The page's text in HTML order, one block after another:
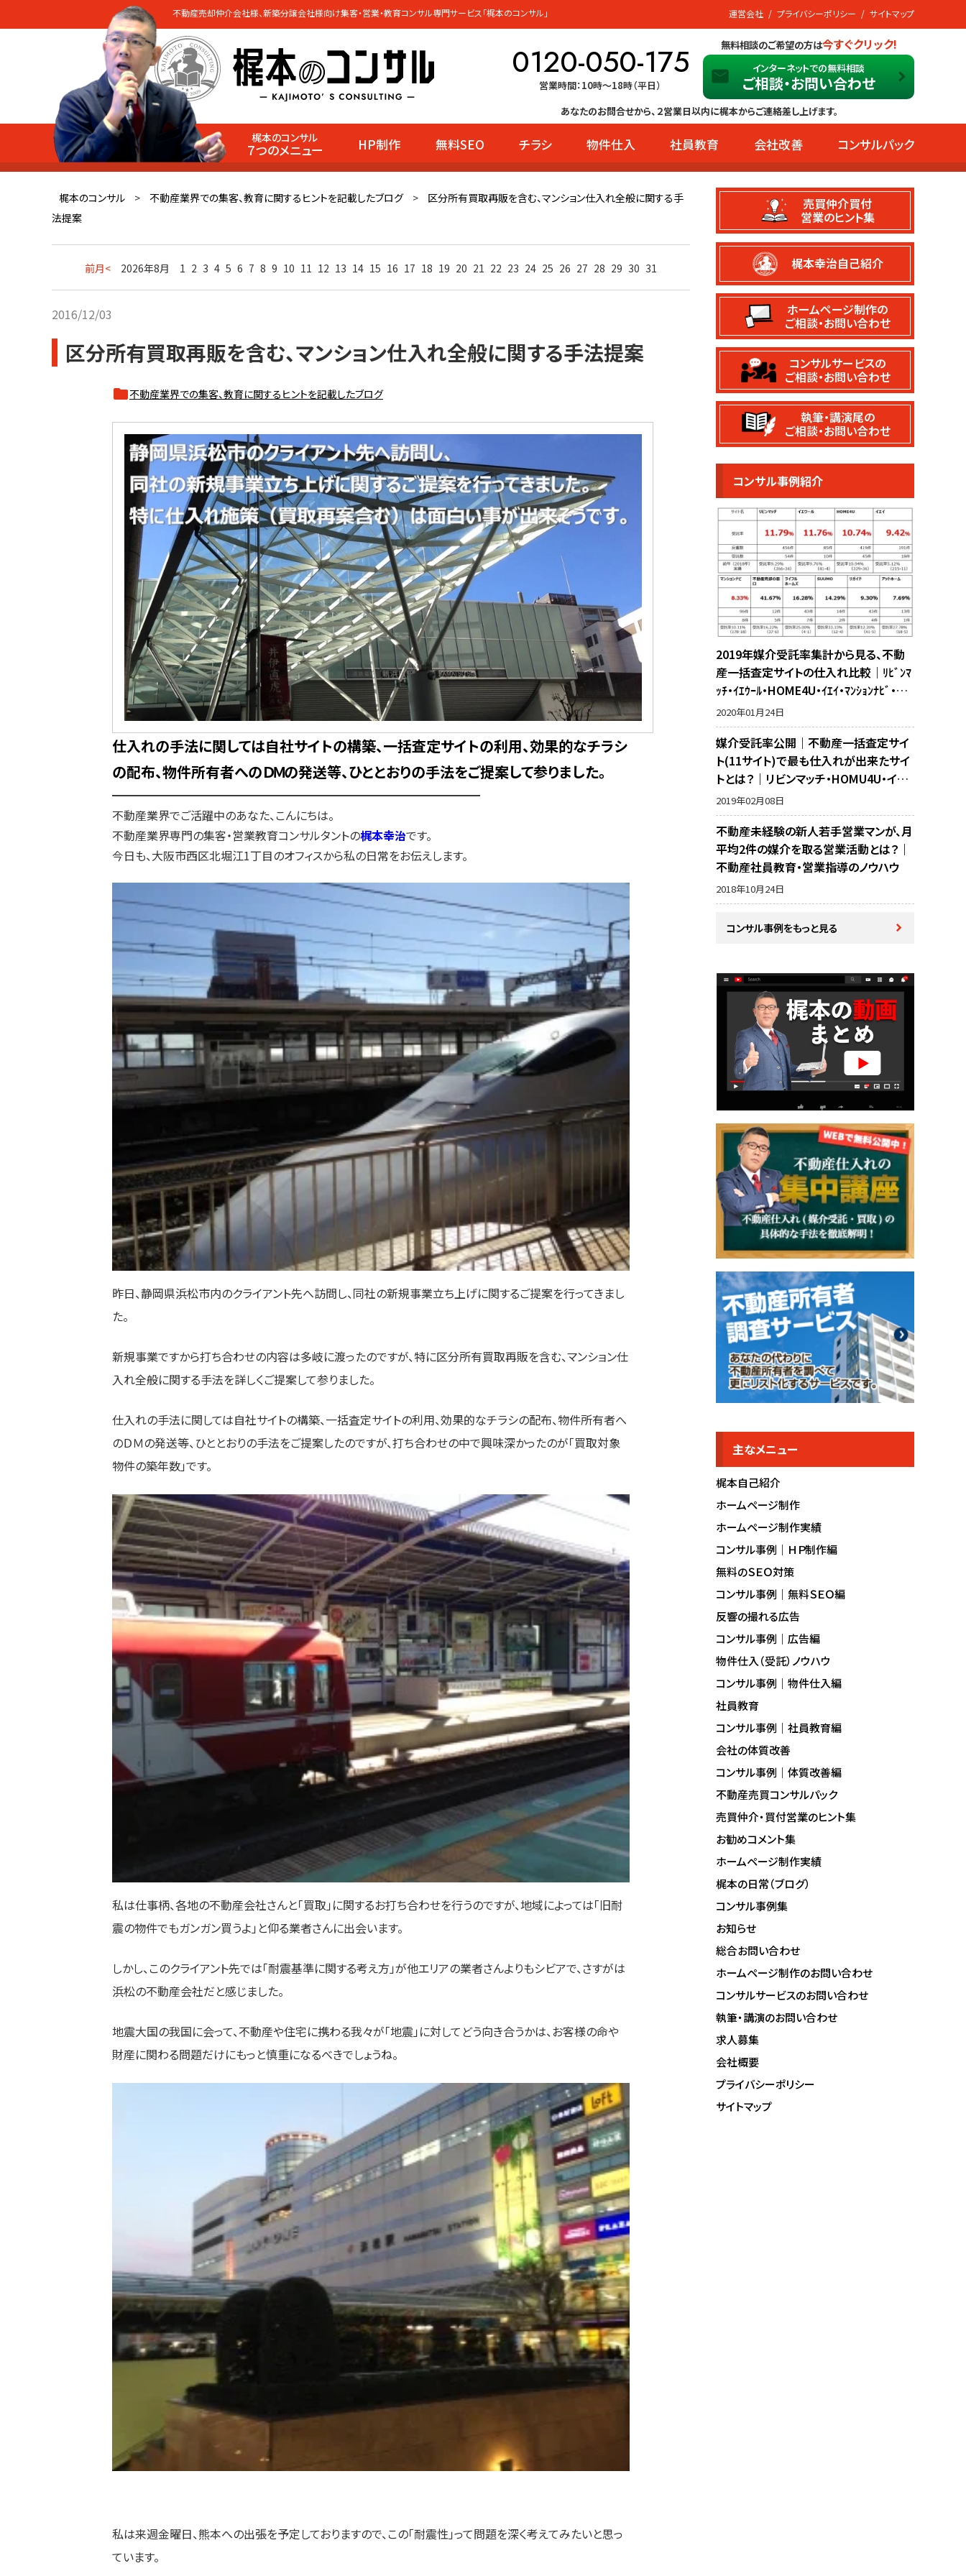
不動産売却仲介会社様、新築分譲会社様向け集客・営業・教育コンサル専門サービス「梶本のコンサル」
0120-050-175
営業時間：10時〜18時（平日）
無料相談のご希望の方は今すぐクリック!
インターネットでの無料相談
ご相談・お問い合わせ
運営会社 プライバシーポリシー サイトマップ
あなたのお問合せから、２営業日以内に梶本からご連絡差し上げます。
梶本のコンサル
７つのメニュー HP制作 無料SEO チラシ 物件仕入 社員教育 会社改善 コンサルパック
梶本のコンサル > 不動産業界での集客、教育に関するヒントを記載したブログ >
区分所有買取再販を含む、マンション仕入れ全般に関する手
法提案
前月< 2026年8月 1 2 3 4 5 6 7 8 9 10 11 12 13 14 15 16 17 18 19 20 21 22 23 24 25 26 27 28 29 30 31
2016/12/03
区分所有買取再販を含む、マンション仕入れ全般に関する手法提案
不動産業界での集客、教育に関するヒントを記載したブログ
仕入れの手法に関しては自社サイトの構築、一括査定サイトの利用、効果的なチラシ
の配布、物件所有者へのＤＭの発送等、ひととおりの手法をご提案して参りました。
━━━━━━━━━━━━━━━━━━━━━━━━━━━━━━━━
不動産業界でご活躍中のあなた、こんにちは。
不動産業界専門の集客・営業教育コンサルタントの梶本幸治です。
今日も、大阪市西区北堀江1丁目のオフィスから私の日常をお伝えします。
昨日、静岡県浜松市内のクライアント先へ訪問し、同社の新規事業立ち上げに関するご提案を行ってきまし
た。
新規事業ですから打ち合わせの内容は多岐に渡ったのですが、特に区分所有買取再販を含む、マンション仕
入れ全般に関する手法を詳しくご提案して参りました。
仕入れの手法に関しては自社サイトの構築、一括査定サイトの利用、効果的なチラシの配布、物件所有者へ
のＤＭの発送等、ひととおりの手法をご提案したのですが、打ち合わせの中で興味深かったのが「買取対象
物件の築年数」です。
私は仕事柄、各地の不動産会社さんと「買取」に関するお打ち合わせを行うのですが、地域によっては「旧耐
震の物件でもガンガン買うよ」と仰る業者さんに出会います。
しかし、このクライアント先では「耐震基準に関する考え方」が他エリアの業者さんよりもシビアで、さすがは
浜松の不動産会社だと感じました。
地震大国の我国に会って、不動産や住宅に携わる我々が「地震」に対してどう向き合うかは、お客様の命や
財産に関わる問題だけにもっと慎重になるべきでしょうね。
私は来週金曜日、熊本への出張を予定しておりますので、この「耐震性」って問題を深く考えてみたいと思っ
ています。
売買仲介買付
営業のヒント集
梶本幸治自己紹介
ホームページ制作の
ご相談・お問い合わせ
コンサルサービスの
ご相談・お問い合わせ
執筆・講演尾の
ご相談・お問い合わせ
コンサル事例紹介
2019年媒介受託率集計から見る、不動
産一括査定サイトの仕入れ比較｜ﾘﾋﾞﾝﾏ
ｯﾁ・ｲｴｳｰﾙ・HOME4U・ｲｴｲ・ﾏﾝｼｮﾝﾅﾋﾞ・不
動産売却の窓口・ﾗｲﾌﾙﾎｰﾑｽﾞ・SUUMO・ﾘ
ｶﾞｲﾄﾞ・ｱｯﾄﾎｰﾑの10サイト比較
2020年01月24日
媒介受託率公開｜不動産一括査定サイ
ト(11サイト)で最も仕入れが出来たサイ
トとは？｜リビンマッチ・HOMU4U・イエ
イ・イエウール・マンションナビ・リガイド・
アットホーム・SUUMO・不動産売却の窓
口・ホームズ・マイナビの反響比較
2019年02月08日
不動産未経験の新人若手営業マンが、月
平均2件の媒介を取る営業活動とは？｜
不動産社員教育・営業指導のノウハウ
2018年10月24日
コンサル事例をもっと見る
主なメニュー
梶本自己紹介
ホームページ制作
ホームページ制作実績
コンサル事例｜ＨＰ制作編
無料のＳＥＯ対策
コンサル事例｜無料ＳＥＯ編
反響の撮れる広告
コンサル事例｜広告編
物件仕入（受託）ノウハウ
コンサル事例｜物件仕入編
社員教育
コンサル事例｜社員教育編
会社の体質改善
コンサル事例｜体質改善編
不動産売買コンサルパック
売買仲介・買付営業のヒント集
お勧めコメント集
ホームページ制作実績
梶本の日常（ブログ）
コンサル事例集
お知らせ
総合お問い合わせ
ホームページ制作のお問い合わせ
コンサルサービスのお問い合わせ
執筆・講演のお問い合わせ
求人募集
会社概要
プライバシーポリシー
サイトマップ